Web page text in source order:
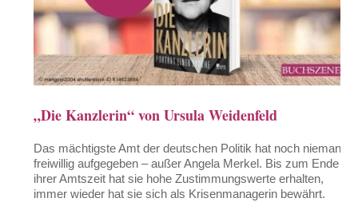
„Die Kanzlerin“ von Ursula Weidenfeld
Das mächtigste Amt der deutschen Politik hat noch niemand
freiwillig aufgegeben – außer Angela Merkel. Bis zum Ende
ihrer Amtszeit hat sie hohe Zustimmungswerte erhalten,
immer wieder hat sie sich als Krisenmanagerin bewährt.